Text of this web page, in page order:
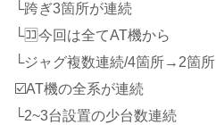
└跨ぎ3箇所が連続
└🈁今回は全てAT機から
└ジャグ複数連続/4箇所→2箇所
☑️AT機の全系が連続
└2~3台設置の少台数連続